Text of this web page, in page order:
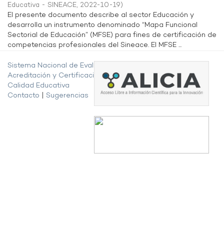
Educativa - SINEACE, 2022-10-19)
El presente documento describe al sector Educación y
desarrolla un instrumento denominado “Mapa Funcional
Sectorial de Educación” (MFSE) para fines de certificación de
competencias profesionales del Sineace. El MFSE ...
Sistema Nacional de Evaluación,
Acreditación y Certificación de la
Calidad Educativa
Contacto
Sugerencias